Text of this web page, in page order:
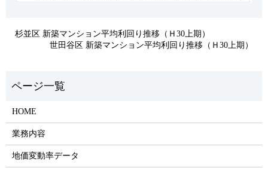
杉並区 新築マンション平均利回り推移（Ｈ30上期）
世田谷区 新築マンション平均利回り推移（Ｈ30上期）
HOME
業務内容
地価変動率データ